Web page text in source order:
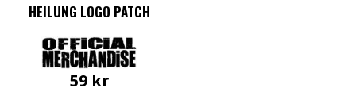
HEILUNG LOGO PATCH
59 kr